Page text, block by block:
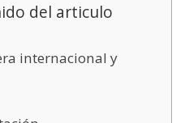
del articulo
internacional y